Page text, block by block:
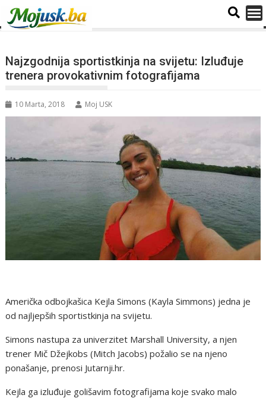
Najzgodnija sportistkinja na svijetu: Izluđuje
trenera provokativnim fotografijama
10 Marta, 2018 Moj USK
Američka odbojkašica Kejla Simons (Kayla Simmons) jedna je
od najljepših sportistkinja na svijetu.
Simons nastupa za univerzitet Marshall University, a njen
trener Mič Džejkobs (Mitch Jacobs) požalio se na njeno
ponašanje, prenosi Jutarnji.hr.
Kejla ga izluđuje golišavim fotografijama koje svako malo